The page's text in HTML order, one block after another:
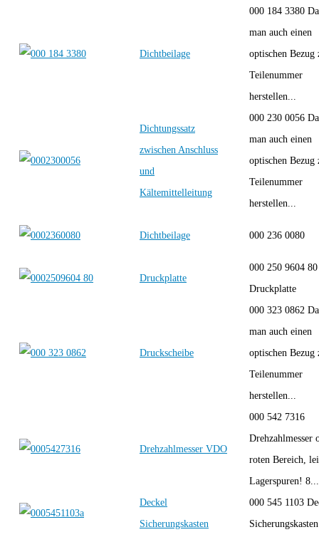
Dichtbeilage
000 184 3380
man auch einen
optischen Bezug
Teilenummer
herstellen...
Dichtungssatz
zwischen Anschluss
und
Kältemittelleitung
000 230 0056
man auch einen
optischen Bezug
Teilenummer
herstellen...
Dichtbeilage 000 236 0080
Druckplatte
000 250 9604 80
Druckplatte
Druckscheibe
000 323 0862
man auch einen
optischen Bezug
Teilenummer
herstellen...
Drehzahlmesser VDO
000 542 7316
Drehzahlmesser
roten Bereich,
Lagerspuren! 8...
Deckel
Sicherungskasten
000 545 1103
Sicherungskasten